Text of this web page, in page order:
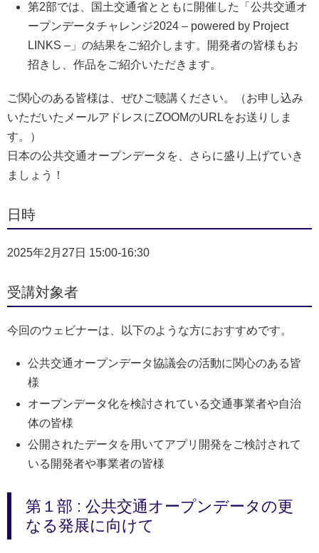
第2部では、国土交通省とともに開催した「公共交通オ
ープンデータチャレンジ2024 – powered by Project
LINKS –」の結果をご紹介します。開発者の皆様もお
招きし、作品をご紹介いただきます。
ご関心のある皆様は、ぜひご聴講ください。（お申し込み
いただいたメールアドレスにZOOMのURLをお送りしま
す。）
日本の公共交通オープンデータを、さらに盛り上げていき
ましょう！
日時
2025年2月27日 15:00-16:30
受講対象者
今回のウェビナーは、以下のような方におすすめです。
公共交通オープンデータ協議会の活動に関心のある皆
様
オープンデータ化を検討されている交通事業者や自治
体の皆様
公開されたデータを用いてアプリ開発をご検討されて
いる開発者や事業者の皆様
第１部 : 公共交通オープンデータの更
なる発展に向けて